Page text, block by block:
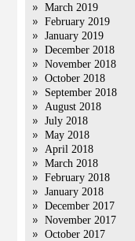
March 2019
February 2019
January 2019
December 2018
November 2018
October 2018
September 2018
August 2018
July 2018
May 2018
April 2018
March 2018
February 2018
January 2018
December 2017
November 2017
October 2017